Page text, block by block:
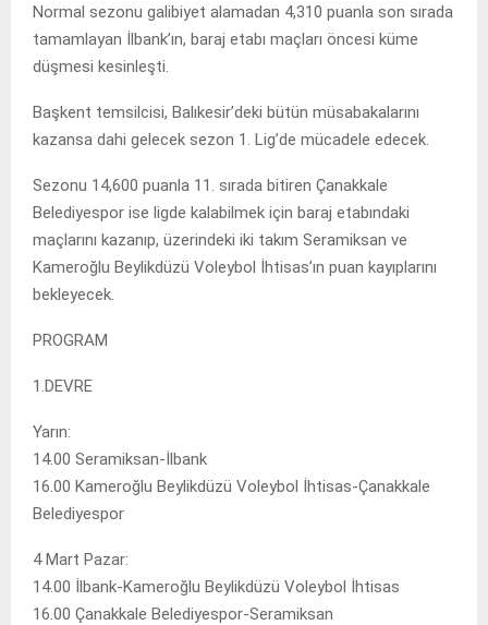
Normal sezonu galibiyet alamadan 4,310 puanla son sırada
tamamlayan İlbank’ın, baraj etabı maçları öncesi küme
düşmesi kesinleşti.
Başkent temsilcisi, Balıkesir’deki bütün müsabakalarını
kazansa dahi gelecek sezon 1. Lig’de mücadele edecek.
Sezonu 14,600 puanla 11. sırada bitiren Çanakkale
Belediyespor ise ligde kalabilmek için baraj etabındaki
maçlarını kazanıp, üzerindeki iki takım Seramiksan ve
Kameroğlu Beylikdüzü Voleybol İhtisas’ın puan kayıplarını
bekleyecek.
PROGRAM
1.DEVRE
Yarın:
14.00 Seramiksan-İlbank
16.00 Kameroğlu Beylikdüzü Voleybol İhtisas-Çanakkale
Belediyespor
4 Mart Pazar:
14.00 İlbank-Kameroğlu Beylikdüzü Voleybol İhtisas
16.00 Çanakkale Belediyespor-Seramiksan